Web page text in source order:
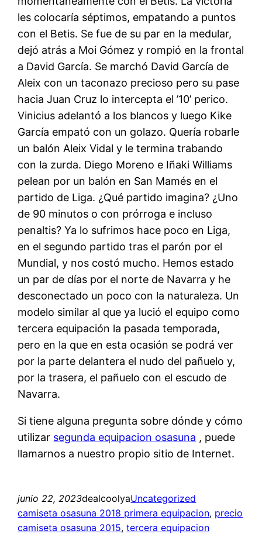
les colocaría séptimos, empatando a puntos
con el Betis. Se fue de su par en la medular,
dejó atrás a Moi Gómez y rompió en la frontal
a David García. Se marchó David García de
Aleix con un taconazo precioso pero su pase
hacia Juan Cruz lo intercepta el ’10’ perico.
Vinicius adelantó a los blancos y luego Kike
García empató con un golazo. Quería robarle
un balón Aleix Vidal y le termina trabando
con la zurda. Diego Moreno e Iñaki Williams
pelean por un balón en San Mamés en el
partido de Liga. ¿Qué partido imagina? ¿Uno
de 90 minutos o con prórroga e incluso
penaltis? Ya lo sufrimos hace poco en Liga,
en el segundo partido tras el parón por el
Mundial, y nos costó mucho. Hemos estado
un par de días por el norte de Navarra y he
desconectado un poco con la naturaleza. Un
modelo similar al que ya lució el equipo como
tercera equipación la pasada temporada,
pero en la que en esta ocasión se podrá ver
por la parte delantera el nudo del pañuelo y,
por la trasera, el pañuelo con el escudo de
Navarra.
Si tiene alguna pregunta sobre dónde y cómo
utilizar segunda equipacion osasuna , puede
llamarnos a nuestro propio sitio de Internet.
junio 22, 2023dealcoolyaUncategorized
camiseta osasuna 2018 primera equipacion, precio
camiseta osasuna 2015, tercera equipacion